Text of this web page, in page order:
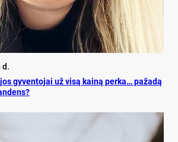
d.
gy­ven­to­jai už vi­są kai­ną per­ka… pa­ža­dą